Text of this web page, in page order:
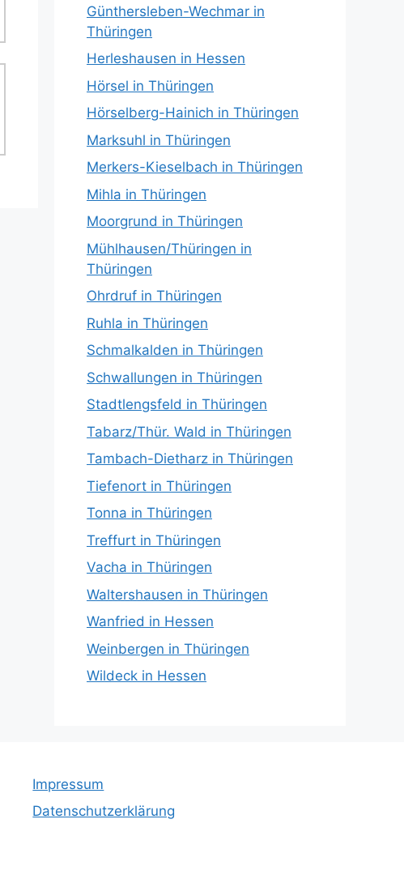
Günthersleben-Wechmar in
Thüringen
Herleshausen in Hessen
Hörsel in Thüringen
Hörselberg-Hainich in Thüringen
Marksuhl in Thüringen
Merkers-Kieselbach in Thüringen
Mihla in Thüringen
Moorgrund in Thüringen
Mühlhausen/Thüringen in
Thüringen
Ohrdruf in Thüringen
Ruhla in Thüringen
Schmalkalden in Thüringen
Schwallungen in Thüringen
Stadtlengsfeld in Thüringen
Tabarz/Thür. Wald in Thüringen
Tambach-Dietharz in Thüringen
Tiefenort in Thüringen
Tonna in Thüringen
Treffurt in Thüringen
Vacha in Thüringen
Waltershausen in Thüringen
Wanfried in Hessen
Weinbergen in Thüringen
Wildeck in Hessen
Impressum
Datenschutzerklärung